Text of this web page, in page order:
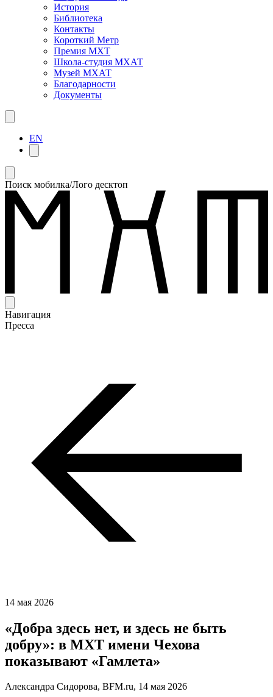
История
Библиотека
Контакты
Короткий Метр
Премия МХТ
Школа-студия МХАТ
Музей МХАТ
Благодарности
Документы
EN
Поиск мобилка/Лого десктоп
Навигация
Пресса
14 мая 2026
«Добра здесь нет, и здесь не быть
добру»: в МХТ имени Чехова
показывают «Гамлета»
Александра Сидорова, BFM.ru, 14 мая 2026